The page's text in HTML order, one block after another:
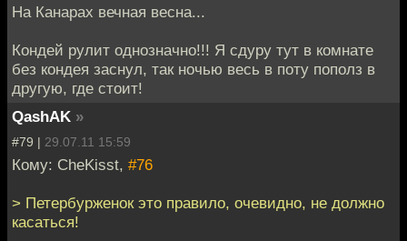
На Канарах вечная весна...
Кондей рулит однозначно!!! Я сдуру тут в комнате
без кондея заснул, так ночью весь в поту пополз в
другую, где стоит!
QashAK »
#79 | 29.07.11 15:59
Кому: CheKisst, #76
> Петербурженок это правило, очевидно, не должно
касаться!